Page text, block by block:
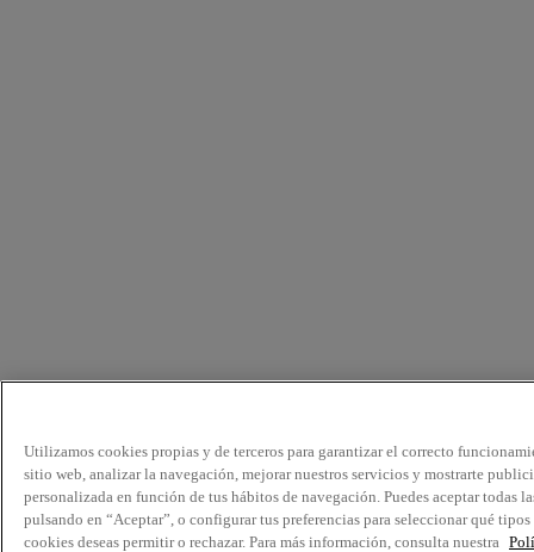
Utilizamos cookies propias y de terceros para garantizar el correcto
sitio web, analizar la navegación, mejorar nuestros servicios y mostrarte
personalizada en función de tus hábitos de navegación. Puedes aceptar todas
pulsando en “Aceptar”, o configurar tus preferencias para seleccionar qué tipos
cookies deseas permitir o rechazar. Para más información, consulta nuestra